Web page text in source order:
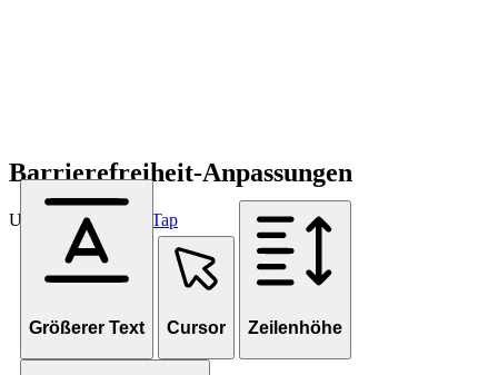
Barrierefreiheit-Anpassungen
Unterstützt von OneTap
Größerer Text Cursor Zeilenhöhe